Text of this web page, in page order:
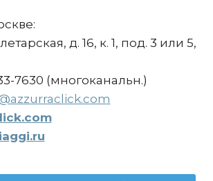
д. 16, к. 1, под. 3 или 5,
7630 (многоканальн.)